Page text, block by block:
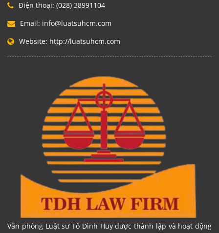
Điện thoại: (028) 38991104
Email: info@luatsuhcm.com
Website: http://luatsuhcm.com
Văn phòng Luật sư Tô Đình Huy được thành lập và hoạt động